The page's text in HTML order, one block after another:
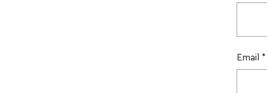
Email *